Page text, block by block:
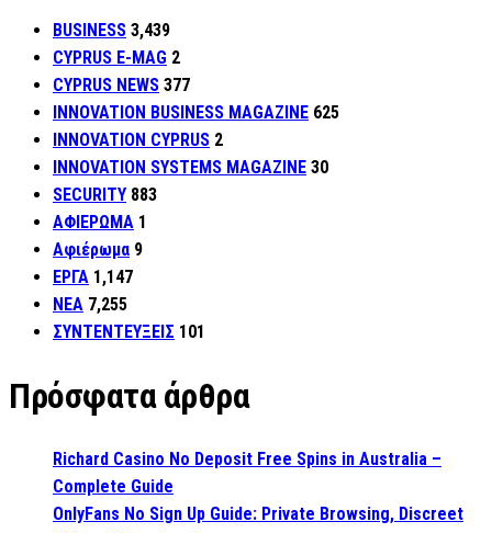
BUSINESS 3,439
CYPRUS E-MAG 2
CYPRUS NEWS 377
INNOVATION BUSINESS MAGAZINE 625
INNOVATION CYPRUS 2
INNOVATION SYSTEMS MAGAZINE 30
SECURITY 883
ΑΦΙΕΡΩΜΑ 1
Αφιέρωμα 9
ΕΡΓΑ 1,147
ΝΕΑ 7,255
ΣΥΝΤΕΝΤΕΥΞΕΙΣ 101
Πρόσφατα άρθρα
Richard Casino No Deposit Free Spins in Australia –
Complete Guide
OnlyFans No Sign Up Guide: Private Browsing, Discreet